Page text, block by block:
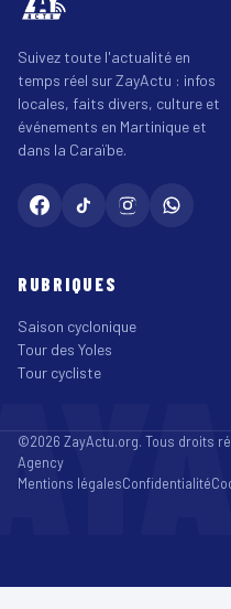
Suivez toute l'actualité en
temps réel sur ZayActu : infos
locales, faits divers, culture et
événements en Martinique et
dans la Caraïbe.
RUBRIQUES
Saison cyclonique
Tour des Yoles
Tour cycliste
©2026 ZayActu.org. Tous droits
Agency
Mentions légalesConfidentialité